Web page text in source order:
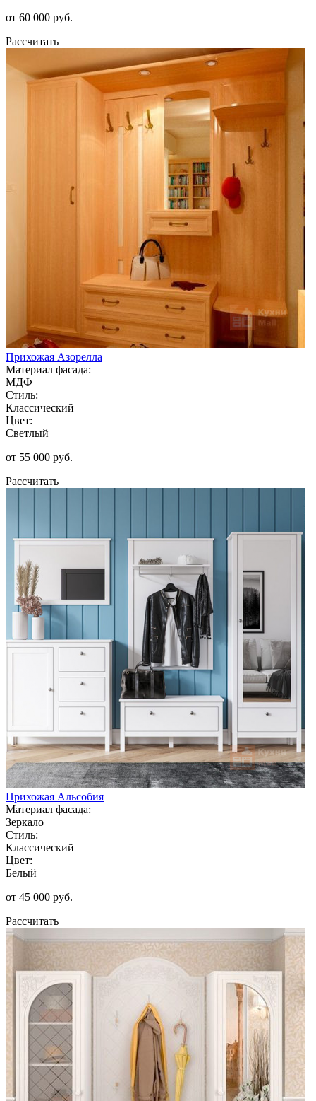
от 60 000 руб.
Рассчитать
Прихожая Азорелла
Материал фасада:
МДФ
Стиль:
Классический
Цвет:
Светлый
от 55 000 руб.
Рассчитать
Прихожая Альсобия
Материал фасада:
Зеркало
Стиль:
Классический
Цвет:
Белый
от 45 000 руб.
Рассчитать